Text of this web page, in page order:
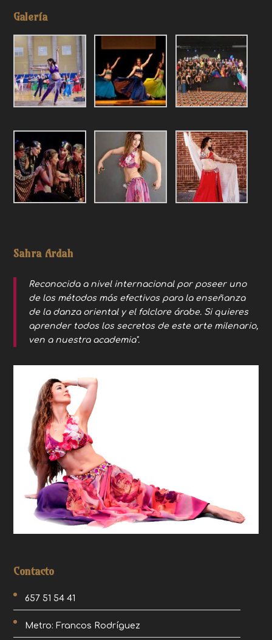
Galería
Sahra Ardah
Reconocida a nivel internacional por poseer uno
de los métodos más efectivos para la enseñanza
de la danza oriental y el folclore árabe. Si quieres
aprender todos los secretos de este arte milenario,
ven a nuestra academia".
Contacto
657 51 54 41
Metro: Francos Rodríguez